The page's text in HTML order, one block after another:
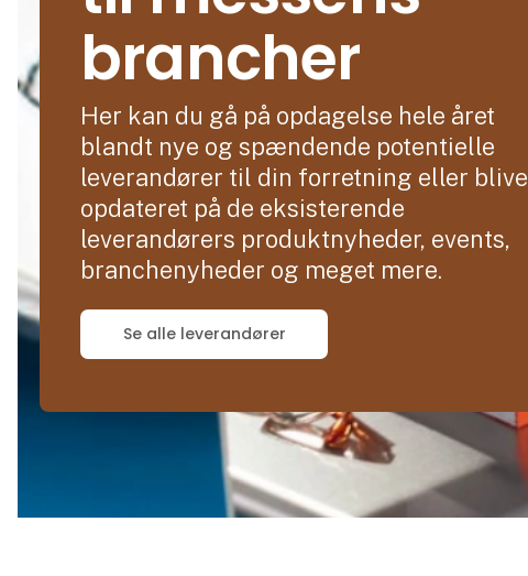
brancher
Her kan du gå på opdagelse hele året
blandt nye og spændende potentielle
leverandører til din forretning eller blive
opdateret på de eksisterende
leverandørers produktnyheder, events,
branchenyheder og meget mere.
Se alle leverandører